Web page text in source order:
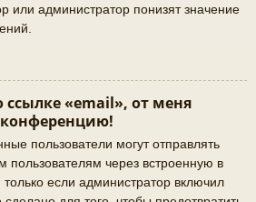
или администратор понизят значение
«email», от меня
пользователи могут отправлять
пользователям через встроенную в
если администратор включил